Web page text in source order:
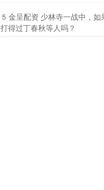
5 金呈配资 少林寺一战中，
打得过丁春秋等人吗？